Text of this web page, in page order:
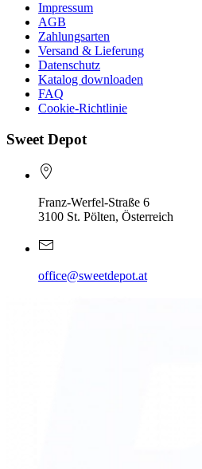
Impressum
AGB
Zahlungsarten
Versand & Lieferung
Datenschutz
Katalog downloaden
FAQ
Cookie-Richtlinie
Sweet Depot
Franz-Werfel-Straße 6
3100 St. Pölten, Österreich
office@sweetdepot.at